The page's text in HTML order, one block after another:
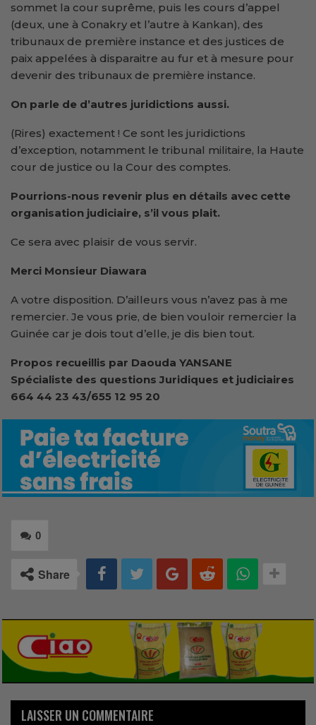
sommet la cour suprême, puis les cours d’appel
(deux, une à Conakry et l’autre à Kankan), des
tribunaux de première instance et des justices de
paix appelées à disparaitre au fur et à mesure pour
devenir des tribunaux de première instance.
On parle de d’autres juridictions aussi.
(Rires) exactement ! Ce sont les juridictions
d’exception, notamment le tribunal militaire, la Haute
cour de justice ou la Cour des comptes.
Pourrions-nous revenir plus en détails avec cette
organisation judiciaire, s’il vous plait.
Ce sera avec plaisir de vous servir.
Merci Monsieur Diawara
A votre disposition. D’ailleurs vous n’avez pas à me
remercier. Je vous prie, de bien vouloir remercier la
Guinée car je dois tout d’elle, je dis bien tout.
Propos recueillis par Daouda YANSANE
Spécialiste des questionsJuridiques et judiciaires
664 44 23 43/655 12 95 20
0
Share
LAISSER UN COMMENTAIRE